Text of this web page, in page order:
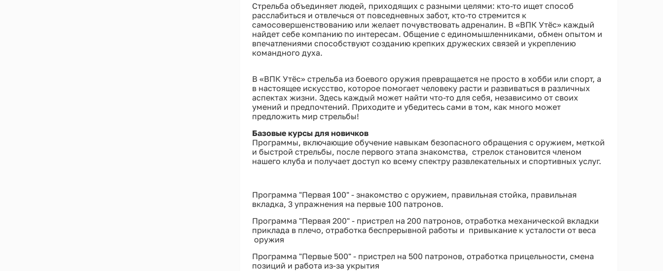
Стрельба объединяет людей, приходящих с разными целями: кто-то ищет способ
расслабиться и отвлечься от повседневных забот, кто-то стремится к
самосовершенствованию или желает почувствовать адреналин. В «ВПК Утёс» каждый
найдет себе компанию по интересам. Общение с единомышленниками, обмен опытом и
впечатлениями способствуют созданию крепких дружеских связей и укреплению
командного духа.
В «ВПК Утёс» стрельба из боевого оружия превращается не просто в хобби или спорт, а
в настоящее искусство, которое помогает человеку расти и развиваться в различных
аспектах жизни. Здесь каждый может найти что-то для себя, независимо от своих
умений и предпочтений. Приходите и убедитесь сами в том, как много может
предложить мир стрельбы!
Базовые курсы для новичков
Программы, включающие обучение навыкам безопасного обращения с оружием, меткой
и быстрой стрельбы, после первого этапа знакомства, стрелок становится членом
нашего клуба и получает доступ ко всему спектру развлекательных и спортивных услуг.
Программа "Первая 100" - знакомство с оружием, правильная стойка, правильная
вкладка, 3 упражнения на первые 100 патронов.
Программа "Первая 200" - пристрел на 200 патронов, отработка механической вкладки
приклада в плечо, отработка беспрерывной работы и привыкание к усталости от веса
оружия
Программа "Первые 500" - пристрел на 500 патронов, отработка прицельности, смена
позиций и работа из-за укрытия